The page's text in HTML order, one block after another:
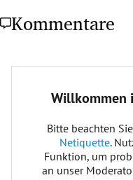
Kommentare